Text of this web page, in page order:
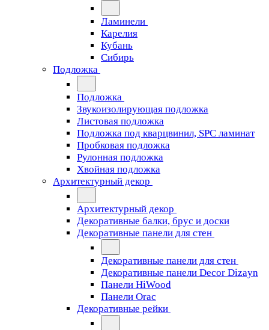
Ламинели
Карелия
Кубань
Сибирь
Подложка
Подложка
Звукоизолирующая подложка
Листовая подложка
Подложка под кварцвинил, SPC ламинат
Пробковая подложка
Рулонная подложка
Хвойная подложка
Архитектурный декор
Архитектурный декор
Декоративные балки, брус и доски
Декоративные панели для стен
Декоративные панели для стен
Декоративные панели Decor Dizayn
Панели HiWood
Панели Orac
Декоративные рейки